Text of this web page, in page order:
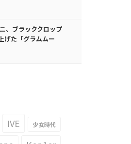
、ブラッククロップ
げた「グラムムー
IVE 少女時代